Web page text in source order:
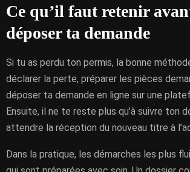
Ce qu’il faut retenir
déposer ta demande
Si tu as perdu ton permis, la bonne
déclarer la perte, préparer les pièces
déposer ta demande en ligne sur une
Ensuite, il ne te reste plus qu’à suivre ton
attendre la réception du nouveau titre à
Dans la pratique, les démarches les plus